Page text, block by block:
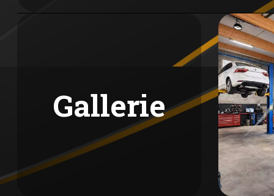
🏪 Environnement commercial actif - zone en
🌳 Cadre calme et professionnel - idéal pour
✔️ Artisans (menuiserie, métallerie, plomberie,
✔️ Entreprises de logistique et stockage
✔️ Ateliers de réparation et maintenance
✔️ Activités de commerce avec stock
✔️ Start-ups nécessitant espace de production +
✔️ Prestataires de services BtoB
Gallerie